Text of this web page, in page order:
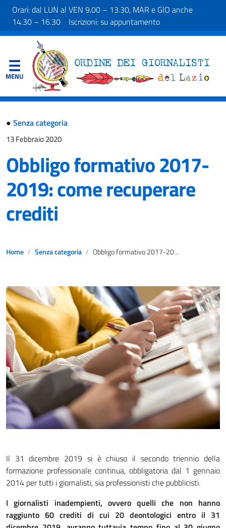
Orari: dal LUN al VEN 9.00 – 13.30, MAR e GIO anche
14.30 – 16.30 Iscrizioni: su appuntamento
● Senza categoria
13 Febbraio 2020
Obbligo formativo 2017-
2019: come recuperare
crediti
Home Senza categoria Obbligo formativo 2017-2019: come recuperare crediti
Il 31 dicembre 2019 si è chiuso il secondo triennio della
formazione professionale continua, obbligatoria dal 1 gennaio
2014 per tutti i giornalisti, sia professionisti che pubblicisti.
I giornalisti inadempienti, ovvero quelli che non hanno
raggiunto 60 crediti di cui 20 deontologici entro il 31